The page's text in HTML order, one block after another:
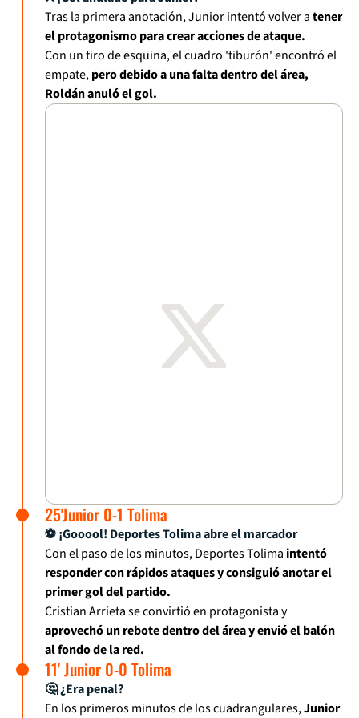
Tras la primera anotación, Junior intentó volver atener
el protagonismo para crear acciones de ataque.
Con un tiro de esquina, el cuadro 'tiburón' encontró el
empate,pero debido a una falta dentro del área,
Roldán anuló el gol.
25'Junior 0-1 Tolima
⚽ ¡Gooool! Deportes Tolima abre el marcador
Con el paso de los minutos, Deportes Tolima intentó
responder con rápidos ataques y consiguió anotar el
primer gol del partido.
Cristian Arrieta se convirtió en protagonista y
aprovechó un rebote dentro del área y envió el balón
al fondo de la red.
11' Junior 0-0 Tolima
🤔 ¿Era penal?
En los primeros minutos de los cuadrangulares,Junior